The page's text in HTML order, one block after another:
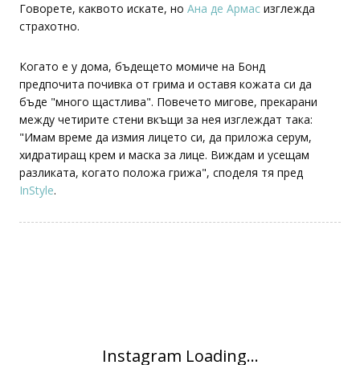
Говорете, каквото искате, но Ана де Армас изглежда
страхотно.
Когато е у дома, бъдещето момиче на Бонд
предпочита почивка от грима и оставя кожата си да
бъде "много щастлива". Повечето мигове, прекарани
между четирите стени вкъщи за нея изглеждат така:
"Имам време да измия лицето си, да приложа серум,
хидратиращ крем и маска за лице. Виждам и усещам
разликата, когато положа грижа", споделя тя пред
InStyle.